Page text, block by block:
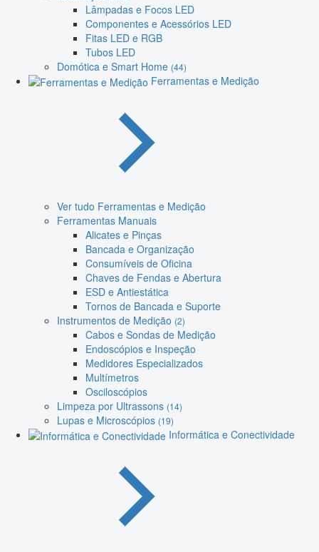
Lâmpadas e Focos LED
Componentes e Acessórios LED
Fitas LED e RGB
Tubos LED
Domótica e Smart Home (44)
Ferramentas e Medição
Ver tudo Ferramentas e Medição
Ferramentas Manuais
Alicates e Pinças
Bancada e Organização
Consumíveis de Oficina
Chaves de Fendas e Abertura
ESD e Antiestática
Tornos de Bancada e Suporte
Instrumentos de Medição (2)
Cabos e Sondas de Medição
Endoscópios e Inspeção
Medidores Especializados
Multímetros
Osciloscópios
Limpeza por Ultrassons (14)
Lupas e Microscópios (19)
Informática e Conectividade